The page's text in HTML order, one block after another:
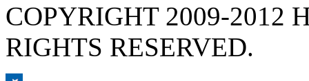
COPYRIGHT 2009-2012
RIGHTS RESERVED.